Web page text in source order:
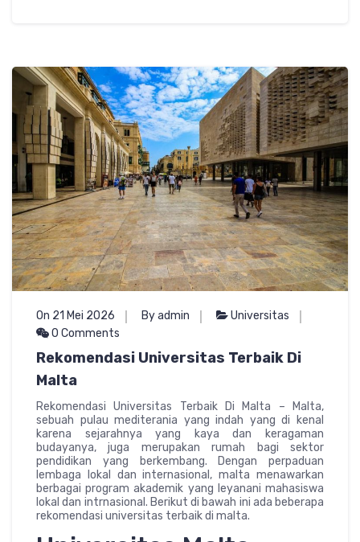
On 21 Mei 2026 By admin
Universitas
0 Comments
Rekomendasi Universitas Terbaik Di
Malta
Rekomendasi Universitas Terbaik Di Malta – Malta,
sebuah pulau mediterania yang indah yang di kenal
karena sejarahnya yang kaya dan keragaman
budayanya, juga merupakan rumah bagi sektor
pendidikan yang berkembang. Dengan perpaduan
lembaga lokal dan internasional, malta menawarkan
berbagai program akademik yang leyanani mahasiswa
lokal dan intrnasional. Berikut di bawah ini ada beberapa
rekomendasi universitas terbaik di malta.